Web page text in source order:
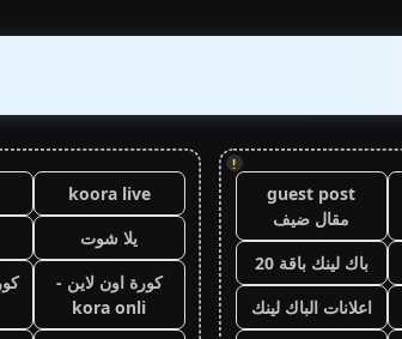
!
guest post
مقال ضيف
باك لينك باقة 20
اعلانات الباك لينك
koora live
يلا شوت
كورة اون لاين -
kora onli